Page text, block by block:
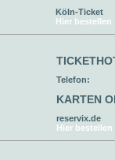
Köln-Ticket
Hier bestellen
Telefon:
KARTEN
reservix.de
Hier bestellen